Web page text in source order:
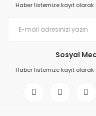
Haber listemize kayıt
Sosyal
Haber listemize kayıt